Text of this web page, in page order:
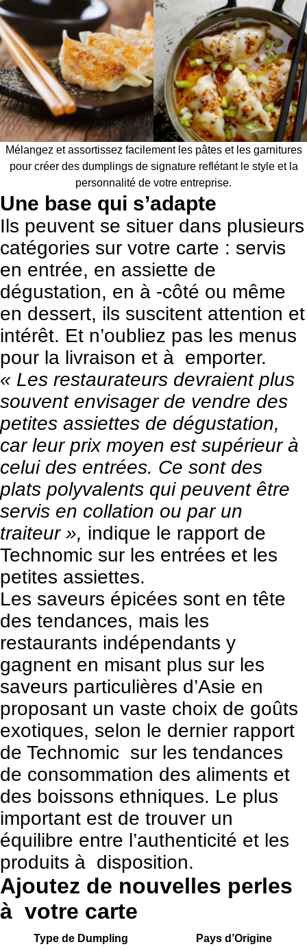
Mélangez et assortissez facilement les pâtes et les garnitures
pour créer des dumplings de signature reflétant le style et la
personnalité de votre entreprise.
Une base qui s’adapte
Ils peuvent se situer dans plusieurs
catégories sur votre carte : servis
en entrée, en assiette de
dégustation, en à -côté ou même
en dessert, ils suscitent attention et
intérêt. Et n’oubliez pas les menus
pour la livraison et à emporter.
« Les restaurateurs devraient plus
souvent envisager de vendre des
petites assiettes de dégustation,
car leur prix moyen est supérieur à
celui des entrées. Ce sont des
plats polyvalents qui peuvent être
servis en collation ou par un
traiteur », indique le rapport de
Technomic sur les entrées et les
petites assiettes.
Les saveurs épicées sont en tête
des tendances, mais les
restaurants indépendants y
gagnent en misant plus sur les
saveurs particulières d’Asie en
proposant un vaste choix de goûts
exotiques, selon le dernier rapport
de Technomic sur les tendances
de consommation des aliments et
des boissons ethniques. Le plus
important est de trouver un
équilibre entre l’authenticité et les
produits à disposition.
Ajoutez de nouvelles perles
à votre carte
Type de Dumpling Pays d’Origine